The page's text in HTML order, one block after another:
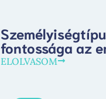
fontossága az
ELOLVASOM